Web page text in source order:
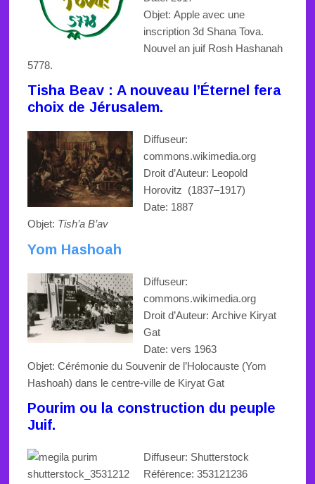
Objet: Apple avec une
inscription 3d Shana Tova.
Nouvel an juif Rosh Hashanah
5778.
Tisha Beav : A nouveau l’Éternel fera
choix de Jérusalem.
Diffuseur:
commons.wikimedia.org
Droit d’Auteur: Leopold
Horovitz (1837–1917)
Date: 1887
Objet: Tish’a B’av
Yom Hashoah
Diffuseur:
commons.wikimedia.org
Droit d’Auteur: Archive Kiryat
Gat
Date: vers 1963
Objet: Cérémonie du Souvenir de l’Holocauste (Yom
Hashoah) dans le centre-ville de Kiryat Gat
Pourim ou la construction du peuple
Juif.
Diffuseur: Shutterstock
Référence: 353121236